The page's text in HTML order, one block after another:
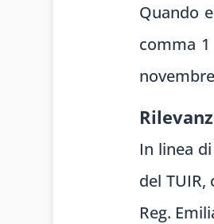
Quando
comma
In linea
del
Reg.